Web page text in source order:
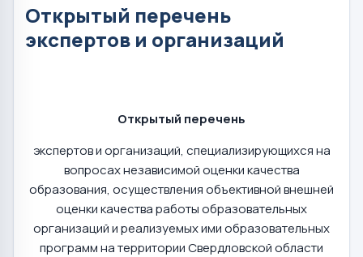
Открытый перечень
экспертов и организаций
Открытый перечень
экспертов и организаций, специализирующихся на
вопросах независимой оценки качества
образования, осуществления объективной внешней
оценки качества работы образовательных
организаций и реализуемых ими образовательных
программ на территории Свердловской области